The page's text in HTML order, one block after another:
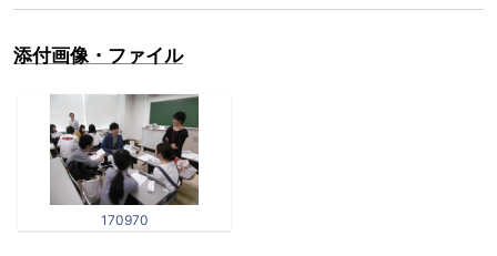
添付画像・ファイル
170970